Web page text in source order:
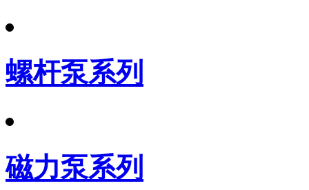
螺杆泵系列
磁力泵系列